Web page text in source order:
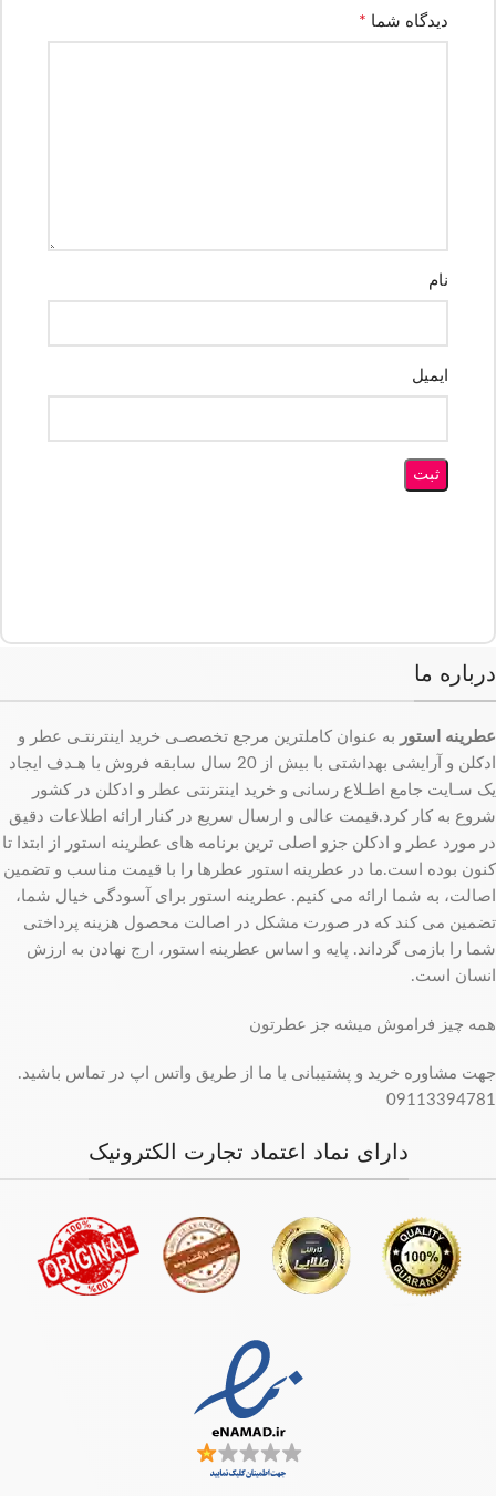
دیدگاه شما *
نام
ایمیل
درباره ما
عطرینه استور به عنوان کاملترین مرجع تخصصـی خرید اینترنتـی عطر و
ادکلن و آرایشی بهداشتی با بیش از 20 سال سابقه فروش با هـدف ایجاد
یک سـایت جامع اطـلاع رسانی و خرید اینترنتی عطر و ادکلن در کشور
شروع به کار کرد.قیمت عالی و ارسال سریع در کنار ارائه اطلاعات دقیق
در مورد عطر و ادکلن جزو اصلی ترین برنامه های عطرینه استور از ابتدا تا
کنون بوده است.ما در عطرینه استور عطرها را با قیمت مناسب و تضمین
اصالت، به شما ارائه می کنیم. عطرینه استور برای آسودگی خیال شما،
تضمین می کند که در صورت مشکل در اصالت محصول هزینه پرداختی
شما را بازمی گرداند. پایه و اساس عطرینه استور، ارج نهادن به ارزش
انسان است.
همه چیز فراموش میشه جز عطرتون
جهت مشاوره خرید و پشتیبانی با ما از طریق واتس اپ در تماس باشید.
09113394781
دارای نماد اعتماد تجارت الکترونیک